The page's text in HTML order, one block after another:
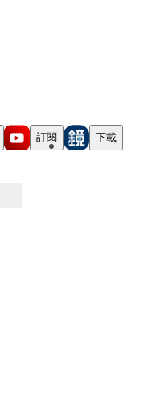
訂閱 下載